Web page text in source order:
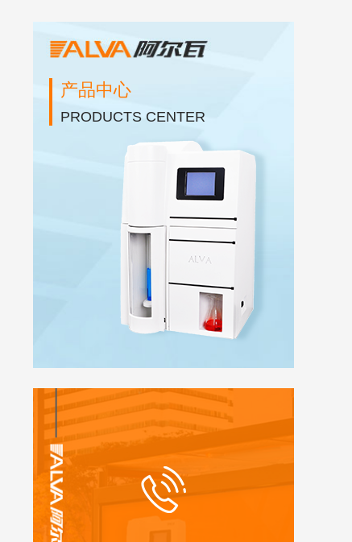
产品中心
PRODUCTS CENTER